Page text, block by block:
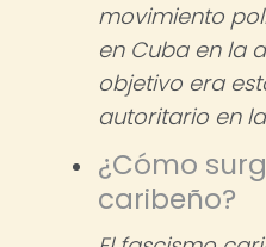
movimiento
en Cuba en la
objetivo era
autoritario en
¿Cómo
caribeño?